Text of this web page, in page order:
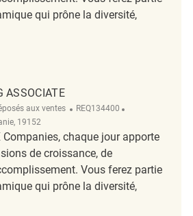
qui prône la diversité,
Associate REQ128003
ASSOCIATE
aux ventes ReqId
REQ134400
19152
Companies, chaque jour apporte
de croissance, de
Vous ferez partie
qui prône la diversité,